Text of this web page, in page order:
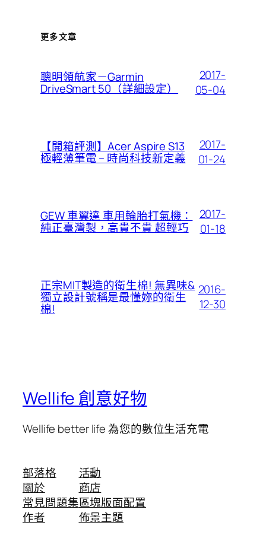
更多文章
聰明領航家－Garmin
DriveSmart 50（詳細設定）
2017-
05-04
【開箱評測】Acer Aspire S13
極輕薄筆電 – 時尚科技新定義
2017-
01-24
GEW 車翼達 車用輪胎打氣機：
純正臺灣製，高貴不貴 超輕巧
2017-
01-18
正宗MIT製造的衛生棉! 無異味&
獨立設計號稱是最懂妳的衛生
棉!
2016-
12-30
Wellife 創意好物
Wellife better life 為您的數位生活充電
部落格
關於
常見問題集
作者
活動
商店
區塊版面配置
佈景主題